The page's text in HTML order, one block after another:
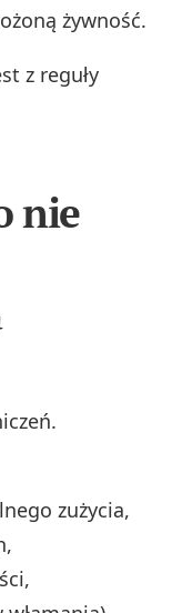
żywność.
z reguły
nie
zużycia,